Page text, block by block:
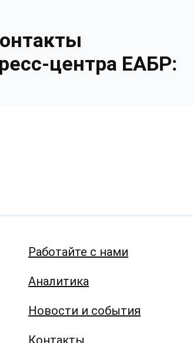
центра ЕАБР:
Работайте с нами
Аналитика
Новости и события
Контакты